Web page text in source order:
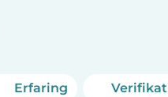
Erfaring